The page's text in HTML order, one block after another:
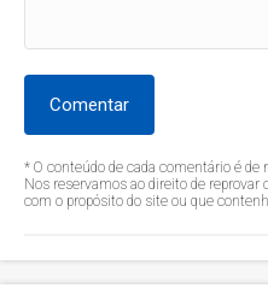
Comentar
* O conteúdo de cada comentário é de
Nos reservamos ao direito de
com o propósito do site ou que